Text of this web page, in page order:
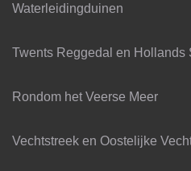
Waterleidingduinen
Twents Reggedal en Hollands
Rondom het Veerse Meer
Vechtstreek en Oostelijke